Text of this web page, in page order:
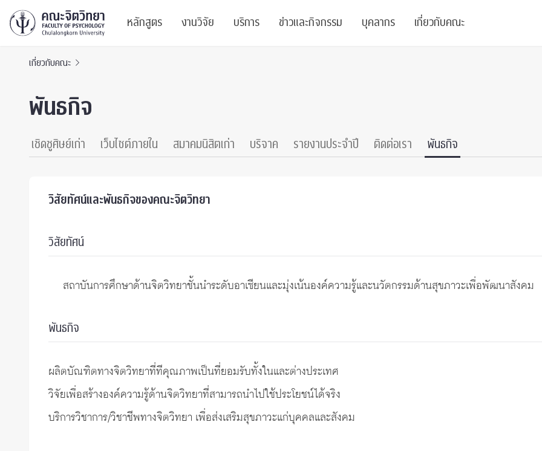
หลักสูตร
หลักสูตรปริญญาตรี
หลักสูตรปริญญาโทและ
นิสิตปัจจุบัน
งานวิจัย
ผลงานตีพิมพ์
งานประชุมวิชาการระดับนานาชาติ
SSBW Activities
ทุนและรางวัล
บริการ
PSY Stats Clinic
CU Radio
ข่าวและกิจกรรม
เสวนาและบรรยายพิเศษ
บุคลากร
นักวิจัยหลังปริญญาเอก
เกี่ยวกับคณะ
เชิดชูศิษย์เก่า
Intranet
เกี่ยวกับคณะ
พันธกิจ
เชิดชูศิษย์เก่า เว็บไซต์ภายใน สมาคมนิสิตเก่า บริจาค รายงานประจำปี ติดต่อเรา พันธกิจ
วิสัยทัศน์และพันธกิจของคณะจิตวิทยา
วิสัยทัศน์
สถาบันการศึกษาดานจิตวิทยาชั้นนําระดับอาเซียนและมุงเนนองคความรูและนวัตกรรมดานสุขภาวะเพื่อพัฒนาสังคม
พันธกิจ
ผลิตบัณฑิตทางจิตวิทยาที่ทีคุณภาพเปนที่ยอมรับทั้งในและตางประเทศ
วิจัยเพื่อสรางองคความรูดานจิตวิทยาที่สามารถนําไปใชประโยชนไดจริง
บริการวิชาการ/วิชาชีพทางจิตวิทยา เพื่อสงเสริมสุขภาวะแกบุคคลและสังคม